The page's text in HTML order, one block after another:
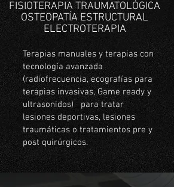
FISIOTERAPIA TRAUMATOLÓGICA
OSTEOPATÍA ESTRUCTURAL
ELECTROTERAPIA
Terapias manuales y terapias con
tecnología avanzada
(radiofrecuencia, ecografías para
terapias invasivas, Game ready y
ultrasonidos) para tratar
lesiones deportivas, lesiones
traumáticas o tratamientos pre y
post quirúrgicos.